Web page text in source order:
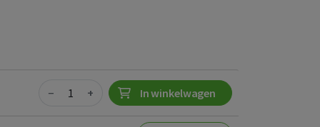
Quantity
− + In winkelwagen